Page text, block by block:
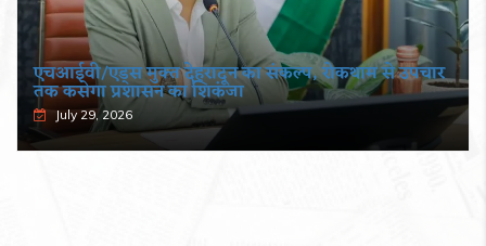
एचआईवी/एड्स मुक्त देहरादून का संकल्प, रोकथाम से उपचार
तक कसेगा प्रशासन का शिकंजा
July 29, 2026